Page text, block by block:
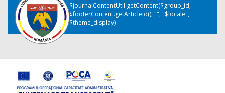
$journalContentUtil.getContent($group_id,
$footerContent.getArticleId(), "", "$locale",
$theme_display)